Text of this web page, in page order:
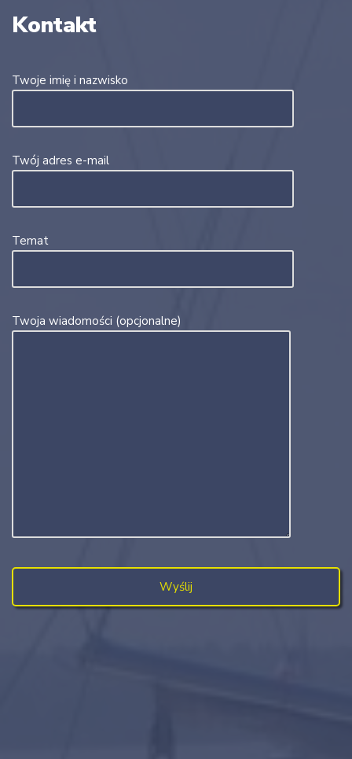
Kontakt
Twoje imię i nazwisko
Twój adres e-mail
Temat
Twoja wiadomości (opcjonalne)